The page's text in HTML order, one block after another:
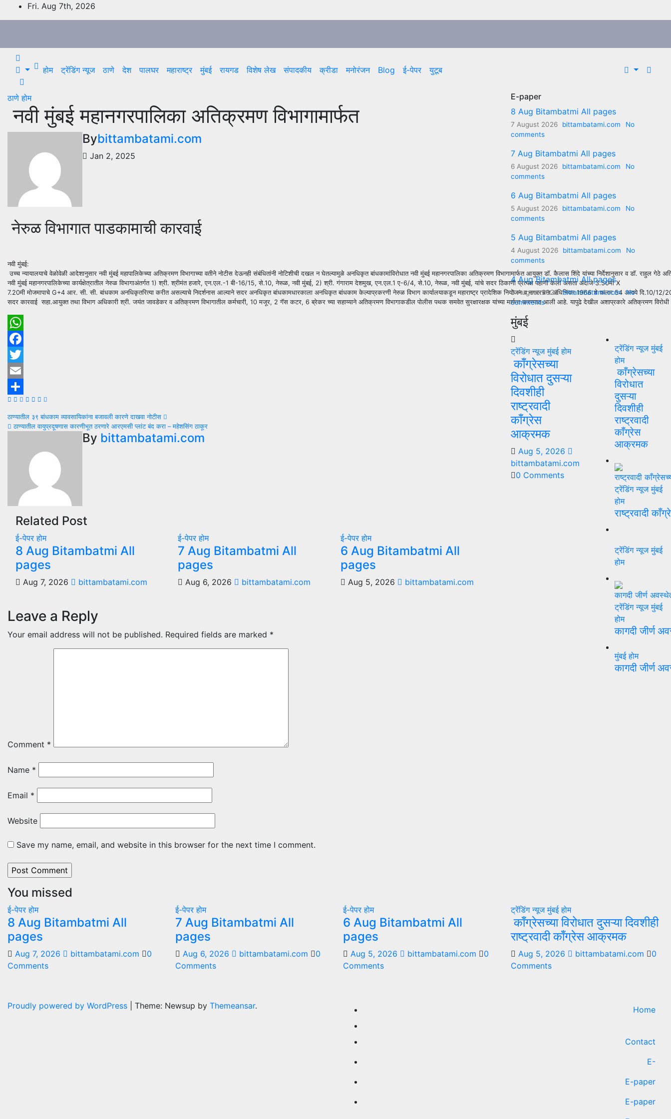
to
Fri. Aug 7th, 2026
होम ट्रेंडिंग न्यूज ठाणे देश पालघर महाराष्ट्र मुंबई रायगड विशेष लेख संपादकीय क्रीडा मनोरंजन Blog ई-पेपर युटूब
ठाणेहोम
नवी मुंबई महानगरपालिका अतिक्रमण विभागामार्फत
Bybittambatami.com
Jan 2, 2025
नेरुळ विभागात पाडकामाची कारवाई
नवी मुंबई:
उच्च न्यायालयाचे वेळोवेळी आदेशानुसार नवी मुंबई महापालिकेच्या अतिक्रमण विभागाच्या वतीने नोटीस देऊनही संबंधितांनी नोटिशीची दखल न घेतल्यामुळे अनधिकृत बांधकामांविरोधात नवी मुंबई महानगरपालिका अतिक्रमण विभागामार्फत आयुक्त डॉ. कैलास शिंदे यांच्या निर्देशानुसार व डॉ. राहुल गेठे
नवी मुंबई महानगरपालिकेच्या कार्यक्षेत्रातील नेरुळ विभागाअंतर्गत 1) श्री. श्रीमंत हजारे, एन.एल.-1 बी-16/15, से.10, नेरूळ, नवी मुंबई, 2) श्री. गंगाराम देशमुख, एन.एल.1 ए-6/4, से.10, नेरूळ, नवी मुंबई, यांचे सदर ठिकाणी प्रत्यक्ष पहाणी केली असता अंदाजे 3.50मी X
7.20मी मोजमापाचे G+4 आर. सी. सी. बांधकाम अनधिकृतरित्या करीत असल्याचे निदर्शनास आल्याने सदर अनधिकृत बांधकामधारकाला अनधिकृत बांधकाम केल्याप्रकरणी नेरुळ विभाग कार्यालयाकडून महाराष्ट्र प्रादेशिक नियोजन व नगररचना अधिनियम 1966 चे कलम 54 अन्वये दि.10/12/
सदर कारवाई सहा.आयुक्त तथा विभाग अधिकारी श्री. जयंत जावडेकर व अतिक्रमण विभागातील कर्मचारी, 10 मजूर, 2 गॅस कटर, 6 ब्रेकर च्या सहाय्याने अतिक्रमण विभागाकडील पोलीस पथक समवेत सुरक्षारक्षक यांच्या मार्फत करण्यात आली आहे. यापुढे देखील अशाप्रकारे अतिक्रमण विरोधी
WhatsApp
Facebook
Twitter
Email
Share
Post
navigation
ठाण्यातील ३९ बांधकाम व्यावसायिकांना बजावली कारणे दाखवा नोटीस
ठाण्यातील वायुप्रदूषणास कारणीभूत ठरणारे आरएमसी प्लांट बंद करा – महेशसिंग ठाकूर
By bittambatami.com
Related Post
ई-पेपरहोम
8 Aug Bitambatmi All
pages
Aug 7, 2026 bittambatami.com
ई-पेपरहोम
7 Aug Bitambatmi All
pages
Aug 6, 2026 bittambatami.com
ई-पेपरहोम
6 Aug Bitambatmi All
pages
Aug 5, 2026 bittambatami.com
Leave a Reply
Your email address will not be published. Required fields are marked *
Comment *
Name *
Email *
Website
Save my name, email, and website in this browser for the next time I comment.
E-paper
8 Aug Bitambatmi All pages
7 August 2026 bittambatami.com
No
comments
7 Aug Bitambatmi All pages
6 August 2026 bittambatami.com
No
comments
6 Aug Bitambatmi All pages
5 August 2026 bittambatami.com
No
comments
5 Aug Bitambatmi All pages
4 August 2026 bittambatami.com
No
comments
4 Aug Bitambatmi All pages
3 August 2026 bittambatami.com No
comments
मुंबई
ट्रेंडिंग न्यूजमुंबईहोम
काँग्रेसच्या
विरोधात दुसऱ्या
दिवशीही
राष्ट्रवादी
काँग्रेस
आक्रमक
Aug 5, 2026
bittambatami.com
0 Comments
ट्रेंडिंग न्यूजमुंबई
होम
काँग्रेसच्या
विरोधात
दुसऱ्या
दिवशीही
राष्ट्रवादी
काँग्रेस
आक्रमक
ट्रेंडिंग न्यूजमुंबई
होम
राष्ट्रवादी
ट्रेंडिंग न्यूजमुंबई
होम
ट्रेंडिंग न्यूजमुंबई
होम
कागदी जीर्ण
मुंबईहोम
कागदी जीर्ण
You missed
ई-पेपरहोम
8 Aug Bitambatmi All
pages
Aug 7, 2026 bittambatami.com
0
Comments
ई-पेपरहोम
7 Aug Bitambatmi All
pages
Aug 6, 2026 bittambatami.com
0
Comments
ई-पेपरहोम
6 Aug Bitambatmi All
pages
Aug 5, 2026 bittambatami.com
0
Comments
ट्रेंडिंग न्यूजमुंबईहोम
काँग्रेसच्या विरोधात दुसऱ्या दिवशीही
राष्ट्रवादी काँग्रेस आक्रमक
Aug 5, 2026 bittambatami.com
0
Comments
Proudly powered by WordPress Theme: Newsup by Themeansar. Home
Contact
E-
E-paper
E-paper